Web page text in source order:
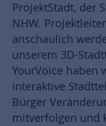
ProjektStadt, der
NHW.
anschaulich
unserem 3D-
YourVoice haben
interaktive
Bürger
mitverfolgen und